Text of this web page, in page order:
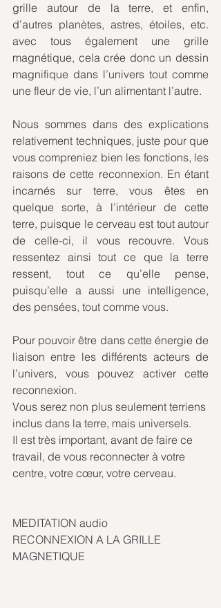
grille autour de la terre, et enfin,
d’autres planètes, astres, étoiles, etc.
avec tous également une grille
magnétique, cela crée donc un dessin
magnifique dans l’univers tout comme
une fleur de vie, l’un alimentant l’autre.
Nous sommes dans des explications
relativement techniques, juste pour que
vous compreniez bien les fonctions, les
raisons de cette reconnexion. En étant
incarnés sur terre, vous êtes en
quelque sorte, à l’intérieur de cette
terre, puisque le cerveau est tout autour
de celle-ci, il vous recouvre. Vous
ressentez ainsi tout ce que la terre
ressent, tout ce qu’elle pense,
puisqu’elle a aussi une intelligence,
des pensées, tout comme vous.
Pour pouvoir être dans cette énergie de
liaison entre les différents acteurs de
l’univers, vous pouvez activer cette
reconnexion.
Vous serez non plus seulement terriens
inclus dans la terre, mais universels.
Il est très important, avant de faire ce
travail, de vous reconnecter à votre
centre, votre cœur, votre cerveau.
MEDITATION audio
RECONNEXION A LA GRILLE
MAGNETIQUE